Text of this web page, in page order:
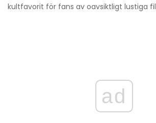
kultfavorit för fans av oavsiktligt lustiga
ad